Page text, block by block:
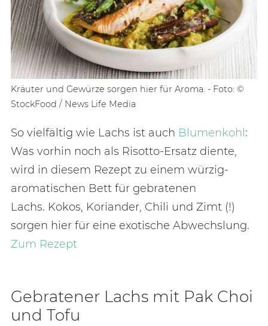
Kräuter und Gewürze sorgen hier für Aroma. - Foto: ©
StockFood / News Life Media
So vielfältig wie Lachs ist auch Blumenkohl :
Was vorhin noch als Risotto-Ersatz diente,
wird in diesem Rezept zu einem würzig-
aromatischen Bett für gebratenen
Lachs. Kokos, Koriander, Chili und Zimt (!)
sorgen hier für eine exotische Abwechslung.
Zum Rezept
Ge­bra­te­ner Lachs mit Pak Choi
und Tofu